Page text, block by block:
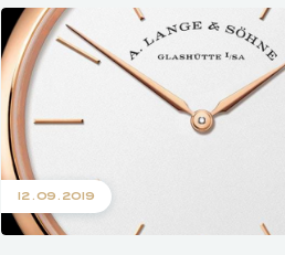
12.09.2019